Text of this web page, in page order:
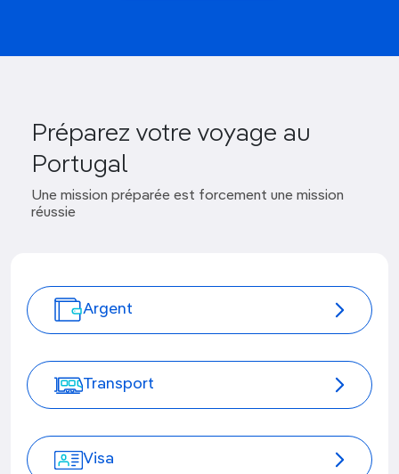
Préparez votre voyage au
Portugal
Une mission préparée est forcement une mission
réussie
Argent
Transport
Visa